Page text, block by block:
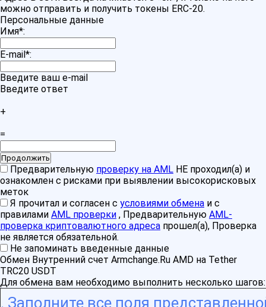
можно отправить и получить токены ERC-20.
Персональные данные
Имя*:
E-mail*:
Введите ваш e-mail
Введите ответ
+
=
Предварительную проверку на AML НЕ проходил(а) и
ознакомлен с рисками при выявлении высокорисковых
меток
Я прочитал и согласен с условиями обмена и с
правилами AML проверки , Предварительную AML-
проверка криптовалютного адреса прошел(а), Проверка
не является обязательной.
Не запоминать введенные данные
Обмен Внутренний счет Armchange.Ru AMD на Tether
TRC20 USDT
Для обмена вам необходимо выполнить несколько шагов:
Заполните все поля